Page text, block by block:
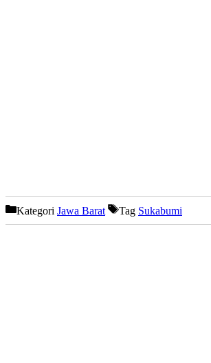
Kategori Jawa Barat Tag Sukabumi